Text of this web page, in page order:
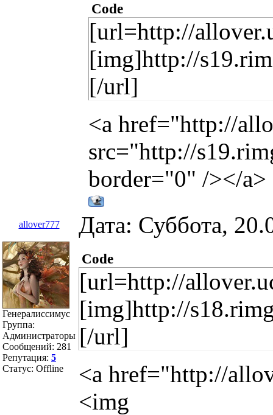
Code
[url=http://
[img]http://
[/url]
<a href="http://
src="http://
border="0" /></a>
allover777 Дата: Суббота,
Генералиссимус
Группа:
Администраторы
Сообщений: 281
Репутация: 5
Статус: Offline
Code
[url=http://
[img]http://
[/url]
<a href="http://
<img